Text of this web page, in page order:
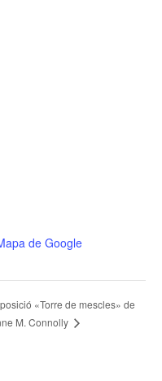
de Google
«Torre de mescles» de
M. Connolly